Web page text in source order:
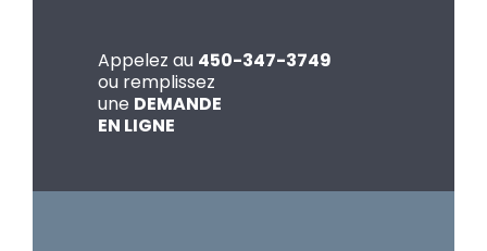
Appelez au 450-347-3749
ou remplissez
une DEMANDE
EN LIGNE